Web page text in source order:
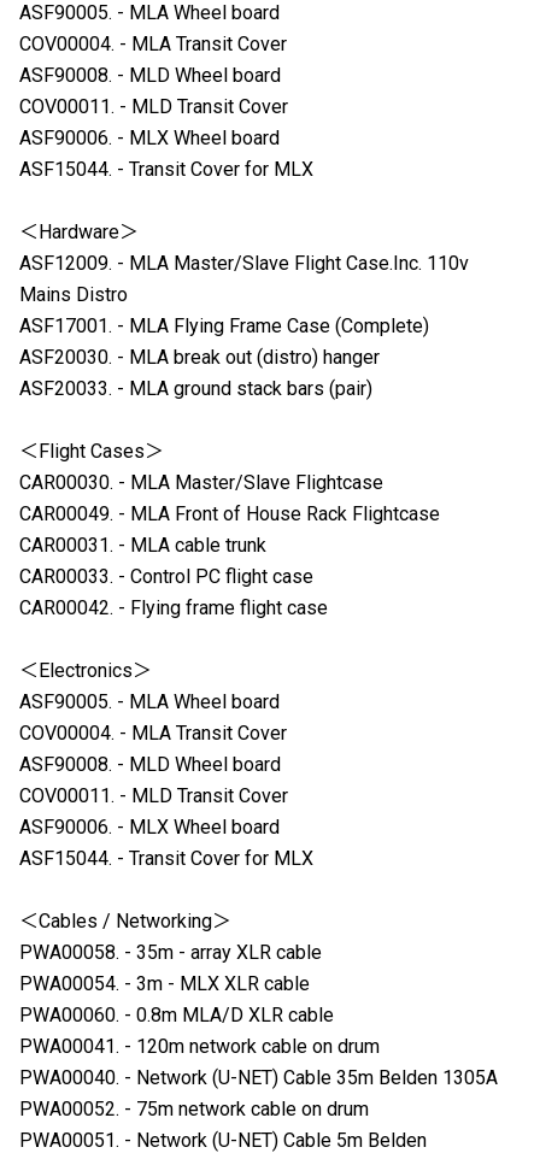
ASF90005. - MLA Wheel board
COV00004. - MLA Transit Cover
ASF90008. - MLD Wheel board
COV00011. - MLD Transit Cover
ASF90006. - MLX Wheel board
ASF15044. - Transit Cover for MLX
＜Hardware＞
ASF12009. - MLA Master/Slave Flight Case.Inc. 110v
Mains Distro
ASF17001. - MLA Flying Frame Case (Complete)
ASF20030. - MLA break out (distro) hanger
ASF20033. - MLA ground stack bars (pair)
＜Flight Cases＞
CAR00030. - MLA Master/Slave Flightcase
CAR00049. - MLA Front of House Rack Flightcase
CAR00031. - MLA cable trunk
CAR00033. - Control PC flight case
CAR00042. - Flying frame flight case
＜Electronics＞
ASF90005. - MLA Wheel board
COV00004. - MLA Transit Cover
ASF90008. - MLD Wheel board
COV00011. - MLD Transit Cover
ASF90006. - MLX Wheel board
ASF15044. - Transit Cover for MLX
＜Cables / Networking＞
PWA00058. - 35m - array XLR cable
PWA00054. - 3m - MLX XLR cable
PWA00060. - 0.8m MLA/D XLR cable
PWA00041. - 120m network cable on drum
PWA00040. - Network (U-NET) Cable 35m Belden 1305A
PWA00052. - 75m network cable on drum
PWA00051. - Network (U-NET) Cable 5m Belden